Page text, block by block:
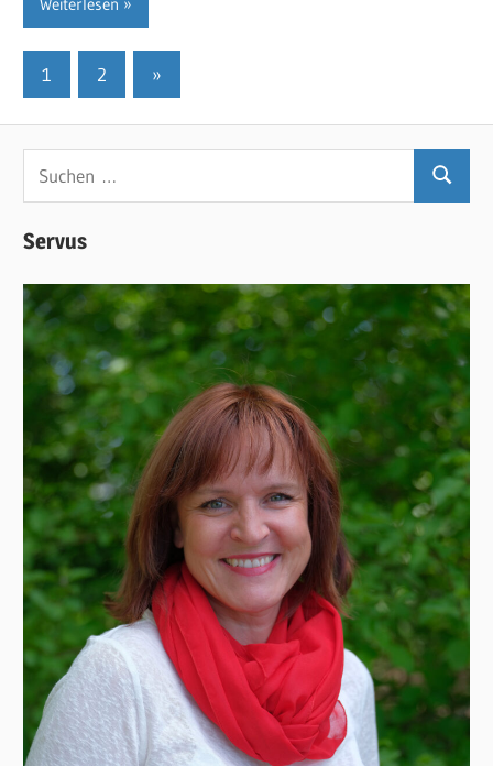
Seitennummerierung
Beiträge
1 2
Nächste
Beiträge
»
Suchen
Servus